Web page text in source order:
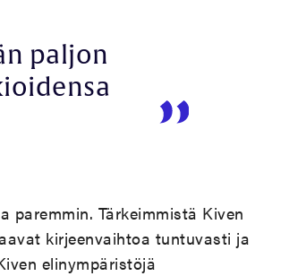
paljon
Tärkeimmistä Kiven
kirjeenvaihtoa tuntuvasti ja
elinympäristöjä